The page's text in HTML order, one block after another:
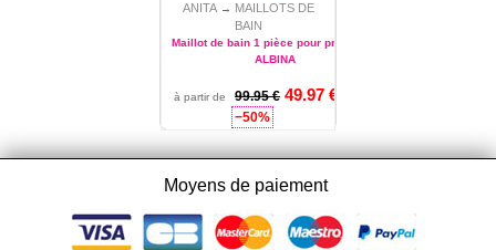
ANITA → MAILLOTS DE
BAIN
Maillot de bain 1 pièce pour prothèses
ALBINA
Ref. :6268
46
à partir de 99.95 € 49.97 €
−50%
Moyens de paiement